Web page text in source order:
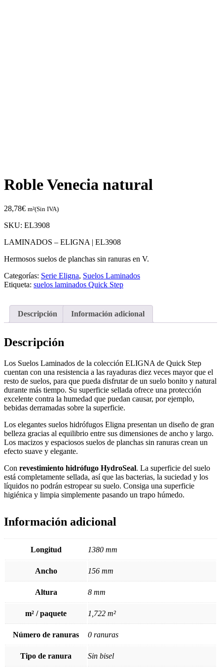
Roble Venecia natural
28,78€ m²(Sin IVA)
SKU: EL3908
LAMINADOS – ELIGNA | EL3908
Hermosos suelos de planchas sin ranuras en V.
Categorías: Serie Eligna, Suelos Laminados
Etiqueta: suelos laminados Quick Step
Descripción Información adicional
Descripción
Los Suelos Laminados de la colección ELIGNA de Quick Step
cuentan con una resistencia a las rayaduras diez veces mayor que el
resto de suelos, para que pueda disfrutar de un suelo bonito y natural
durante más tiempo. Su superficie sellada ofrece una protección
excelente contra la humedad que puedan causar, por ejemplo,
bebidas derramadas sobre la superficie.
Los elegantes suelos hidrófugos Eligna presentan un diseño de gran
belleza gracias al equilibrio entre sus dimensiones de ancho y largo.
Los macizos y espaciosos suelos de planchas sin ranuras crean un
efecto suave y elegante.
Con revestimiento hidrófugo HydroSeal. La superficie del suelo
está completamente sellada, así que las bacterias, la suciedad y los
líquidos no podrán estropear su suelo. Consiga una superficie
higiénica y limpia simplemente pasando un trapo húmedo.
Información adicional
Longitud 1380 mm
Ancho 156 mm
Altura 8 mm
m² / paquete 1,722 m²
Número de ranuras 0 ranuras
Tipo de ranura Sin bisel